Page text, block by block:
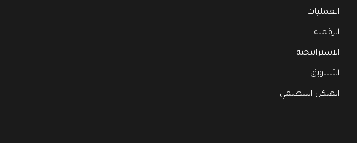
العمليات
الرقمنة
الاستراتيجية
التسويق
الهيكل التنظيمي